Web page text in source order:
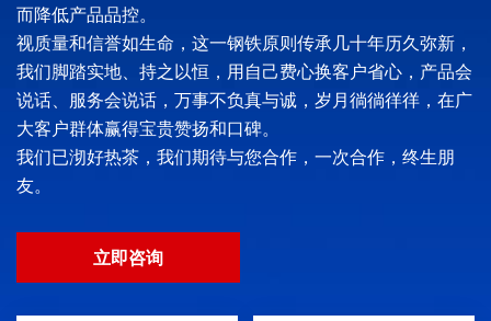
而降低产品品控。
视质量和信誉如生命，这一钢铁原则传承几十年历久弥新，
我们脚踏实地、持之以恒，用自己费心换客户省心，产品会
说话、服务会说话，万事不负真与诚，岁月徜徜徉徉，在广
大客户群体赢得宝贵赞扬和口碑。
我们已沏好热茶，我们期待与您合作，一次合作，终生朋
友。
立即咨询